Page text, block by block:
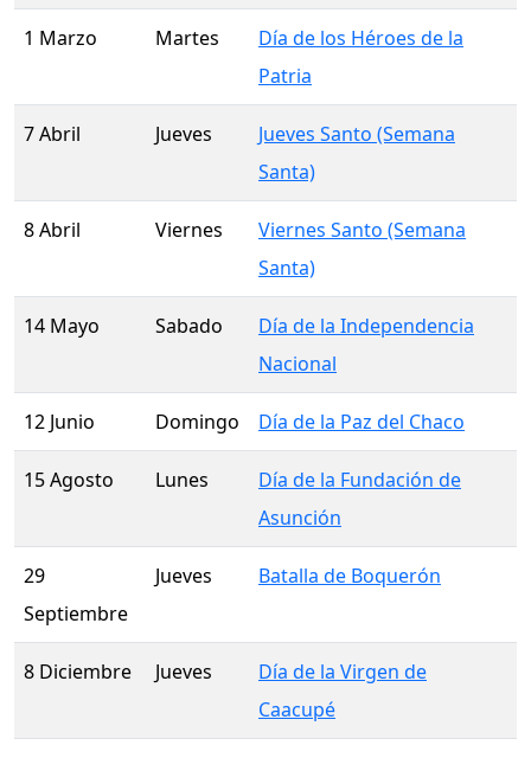
1 Marzo Martes
Día de los Héroes de la
Patria
7 Abril Jueves
Jueves Santo (Semana
Santa)
8 Abril Viernes
Viernes Santo (Semana
Santa)
14 Mayo Sabado
Día de la Independencia
Nacional
12 Junio Domingo Día de la Paz del Chaco
15 Agosto Lunes
Día de la Fundación de
Asunción
29
Septiembre
Jueves Batalla de Boquerón
8 Diciembre Jueves
Día de la Virgen de
Caacupé